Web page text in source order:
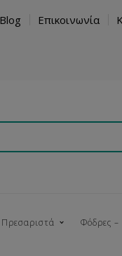
Blog Επικοινωνία
Φόδρες